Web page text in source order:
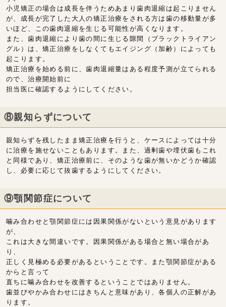
小児矯正の場合は成長を伴うためあまり歯肉退縮は起こりません
が、成長が完了した大人の矯正治療をされる方は歯の移動量が多
いほど、この歯肉退縮を生じる可能性が高くなります。
また、歯肉退縮により歯の間に生じる隙間（ブラックトライアン
グル）は、矯正治療をしなくてもエイジング（加齢）によっても
起こります。
矯正治療を始める前に、歯肉退縮量はある程度予測が立てられる
ので、治療開始前に
担当医に確認するようにしてください。
⑧親知らずについて
親知らずを残したまま矯正治療を行うと、ケースによっては十分
に治療を施せないこともあります。また、過剰歯や埋伏歯もこれ
と同様であり、矯正治療前に、そのような歯が無いかどうか確認
し、必要に応じて抜歯するようにしてください。
⑨顎関節症について
噛み合わせと顎関節症には因果関係がないという意見があります
が、
これは大きな間違いです。因果関係がある場合と無い場合があ
り、
正しく見極める必要があるということです。また顎関節症がある
からと言って
直ちに噛み合わせを改善するということではありません。
歯並びやかみ合わせにはきちんと意味があり、各個人の正解があ
ります。